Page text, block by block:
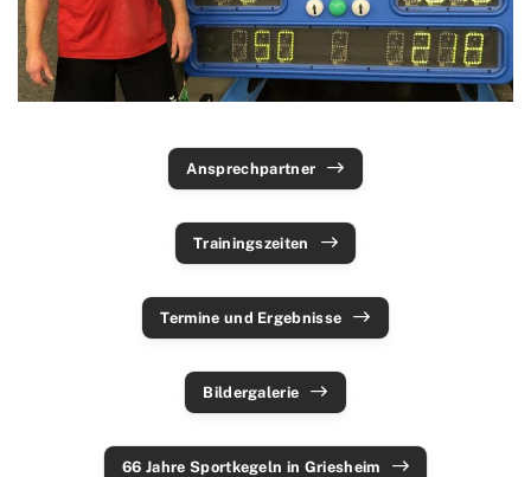
Ansprechpartner
Trainingszeiten
Termine und Ergebnisse
Bildergalerie
66 Jahre Sportkegeln in Griesheim
Ski & Wandern
Schwimmen
Sportkegeln
Trainingszeiten
Termine und Ergebnisse
Tischtennis